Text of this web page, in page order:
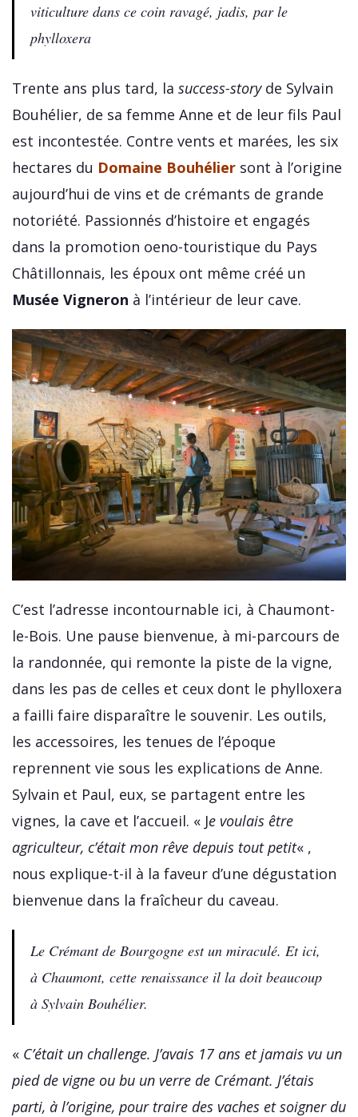
viticulture dans ce coin ravagé, jadis, par le
phylloxera
Trente ans plus tard, la success-storyde Sylvain
Bouhélier, de sa femme Anne et de leur fils Paul
est incontestée. Contre vents et marées, les six
hectares du Domaine Bouhélier sont à l’origine
aujourd’hui de vins et de crémants de grande
notoriété. Passionnés d’histoire et engagés
dans la promotion oeno-touristique du Pays
Châtillonnais, les époux ont même créé un
Musée Vigneron à l’intérieur de leur cave.
C’est l’adresse incontournable ici, à Chaumont-
le-Bois. Une pause bienvenue, à mi-parcours de
la randonnée, qui remonte la piste de la vigne,
dans les pas de celles et ceux dont le phylloxera
a failli faire disparaître le souvenir. Les outils,
les accessoires, les tenues de l’époque
reprennent vie sous les explications de Anne.
Sylvain et Paul, eux, se partagent entre les
vignes, la cave et l’accueil. « Je voulais être
agriculteur, c’était mon rêve depuis tout petit« ,
nous explique-t-il à la faveur d’une dégustation
bienvenue dans la fraîcheur du caveau.
Le Crémant de Bourgogne est un miraculé. Et ici,
à Chaumont, cette renaissance il la doit beaucoup
à Sylvain Bouhélier.
« C’était un challenge. J’avais 17 ans et jamais vu un
pied de vigne ou bu un verre de Crémant. J’étais
parti, à l’origine, pour traire des vaches et soigner du